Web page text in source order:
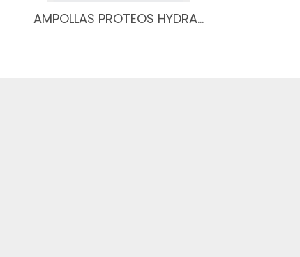
AMPOLLAS PROTEOS HYDRA…